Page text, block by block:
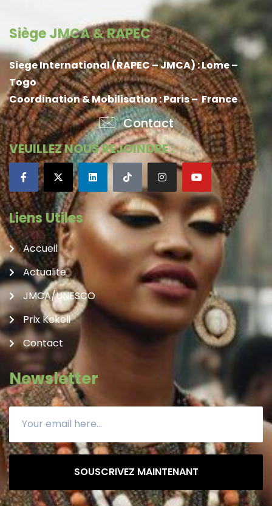
Siège JMCA & RAPEC
Siege International (RAPEC – JMCA) : Lome –
Togo
Coordination & Mobilisation : Paris – France
Contact
VEUILLEZ NOUS REJOINDRE :
Liens Utiles
Accueil
Actualite
JMCA/UNESCO
Prix Kekeli
Contact
Newsletter
SOUSCRIVEZ MAINTENANT